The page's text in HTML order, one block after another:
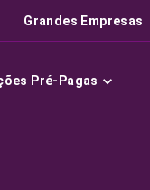
Grandes Empresas
Pré-Pagas